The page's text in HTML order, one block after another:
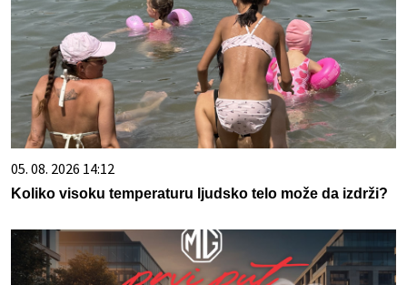
05. 08. 2026 14:12
Koliko visoku temperaturu ljudsko telo može da izdrži?